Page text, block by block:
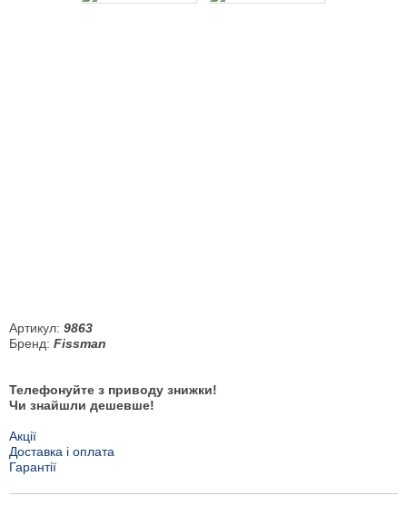
Артикул: 9863
Бренд: Fissman
Телефонуйте з приводу знижки!
Чи знайшли дешевше!
Акції
Доставка і оплата
Гарантії